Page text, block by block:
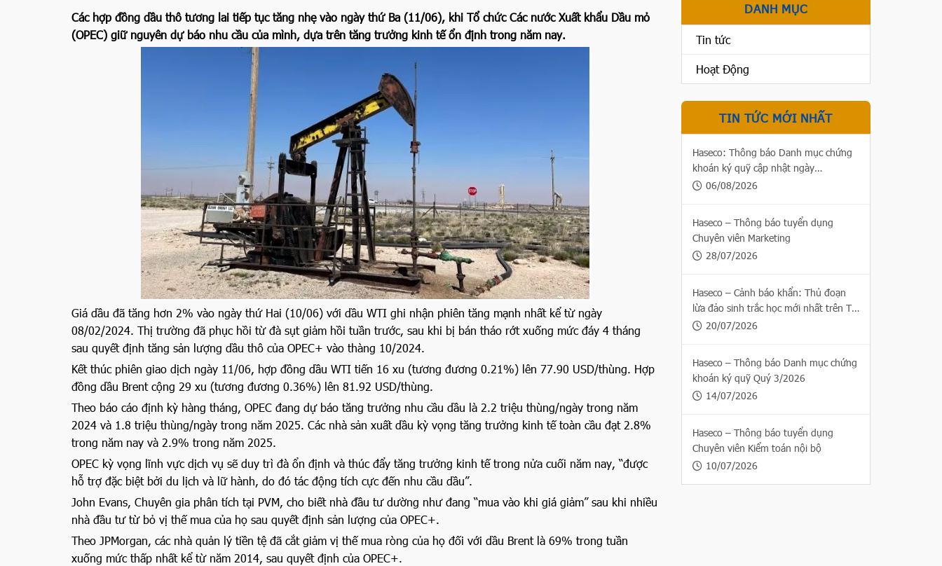
Các hợp đồng dầu thô tương lai tiếp tục tăng nhẹ vào ngày thứ Ba (11/06), khi Tổ chức Các nước Xuất khẩu Dầu mỏ
(OPEC) giữ nguyên dự báo nhu cầu của mình, dựa trên tăng trưởng kinh tế ổn định trong năm nay.
Giá dầu đã tăng hơn 2% vào ngày thứ Hai (10/06) với dầu WTI ghi nhận phiên tăng mạnh nhất kể từ ngày
08/02/2024. Thị trường đã phục hồi từ đà sụt giảm hồi tuần trước, sau khi bị bán tháo rớt xuống mức đáy 4 tháng
sau quyết định tăng sản lượng dầu thô của OPEC+ vào thàng 10/2024.
Kết thúc phiên giao dịch ngày 11/06, hợp đồng dầu WTI tiến 16 xu (tương đương 0.21%) lên 77.90 USD/thùng. Hợp
đồng dầu Brent cộng 29 xu (tương đương 0.36%) lên 81.92 USD/thùng.
Theo báo cáo định kỳ hàng tháng, OPEC đang dự báo tăng trưởng nhu cầu dầu là 2.2 triệu thùng/ngày trong năm
2024 và 1.8 triệu thùng/ngày trong năm 2025. Các nhà sản xuất dầu kỳ vọng tăng trưởng kinh tế toàn cầu đạt 2.8%
trong năm nay và 2.9% trong năm 2025.
OPEC kỳ vọng lĩnh vực dịch vụ sẽ duy trì đà ổn định và thúc đẩy tăng trưởng kinh tế trong nửa cuối năm nay, “được
hỗ trợ đặc biệt bởi du lịch và lữ hành, do đó tác động tích cực đến nhu cầu dầu”.
John Evans, Chuyên gia phân tích tại PVM, cho biết nhà đầu tư dường như đang “mua vào khi giá giảm” sau khi nhiều
nhà đầu tư từ bỏ vị thế mua của họ sau quyết định sản lượng của OPEC+.
Theo JPMorgan, các nhà quản lý tiền tệ đã cắt giảm vị thế mua ròng của họ đối với dầu Brent là 69% trong tuần
xuống mức thấp nhất kể từ năm 2014, sau quyết định của OPEC+.
DANH MỤC
Tin tức
Hoạt Động
TIN TỨC MỚI NHẤT
Haseco: Thông báo Danh mục chứng
khoán ký quỹ cập nhật ngày
06/08/2026
06/08/2026
Haseco – Thông báo tuyển dụng
Chuyên viên Marketing
28/07/2026
Haseco – Cảnh báo khẩn: Thủ đoạn
lừa đảo sinh trắc học mới nhất trên Thị
trường chứng khoán
20/07/2026
Haseco – Thông báo Danh mục chứng
khoán ký quỹ Quý 3/2026
14/07/2026
Haseco – Thông báo tuyển dụng
Chuyên viên Kiểm toán nội bộ
10/07/2026